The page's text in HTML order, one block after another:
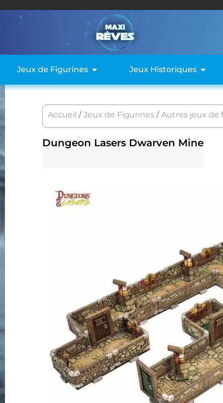
Jeux de Figurines Jeux Historiques
Accueil /Jeux de Figurines /Autres jeux de
Dungeon Lasers Dwarven Mine